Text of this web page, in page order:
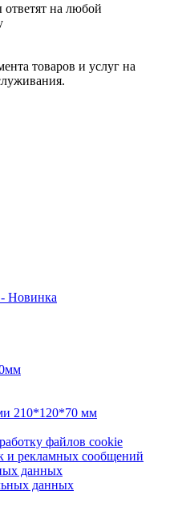
на любой
товаров и услуг на
Новинка
210*120*70 мм
файлов cookie
и рекламных сообщений
данных
данных